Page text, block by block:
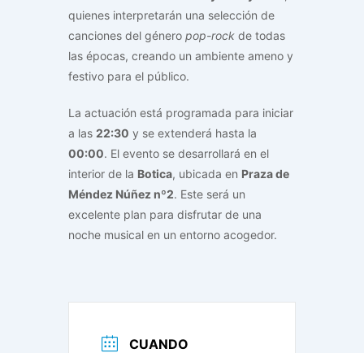
quienes interpretarán una selección de
canciones del género pop-rock de todas
las épocas, creando un ambiente ameno y
festivo para el público.
La actuación está programada para iniciar
a las 22:30 y se extenderá hasta la
00:00. El evento se desarrollará en el
interior de la Botica, ubicada en Praza de
Méndez Núñez nº2. Este será un
excelente plan para disfrutar de una
noche musical en un entorno acogedor.
CUANDO